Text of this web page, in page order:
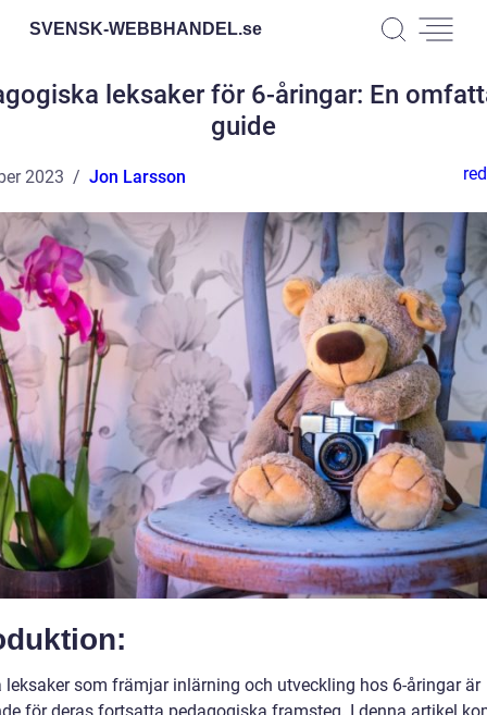
SVENSK-WEBBHANDEL.se
leksaker för 6-åringar: En
guide
2023 Jon Larsson
leksaker som främjar inlärning och utveckling hos 6-åringar är